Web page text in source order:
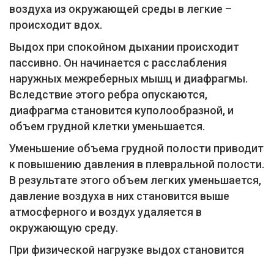
воздуха из окружающей среды в легкие –
происходит вдох.
Выдох при спокойном дыхании происходит
пассивно. Он начинается с расслабления
наружных межреберных мышц и диафрагмы.
Вследствие этого ребра опускаются,
диафрагма становится куполообразной, и
объем грудной клетки уменьшается.
Уменьшение объема грудной полости приводит
к повышению давления в плевральной полости.
В результате этого объем легких уменьшается,
давление воздуха в них становится выше
атмосферного и воздух удаляется в
окружающую среду.
При физической нагрузке выдох становится